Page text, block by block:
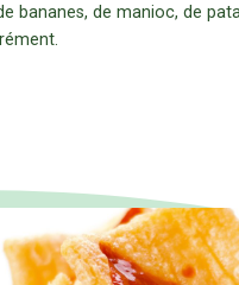
bananes, de manioc, de